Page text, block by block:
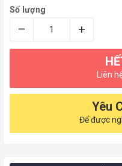
Số lượng
– +
Liên
Yêu
Để được